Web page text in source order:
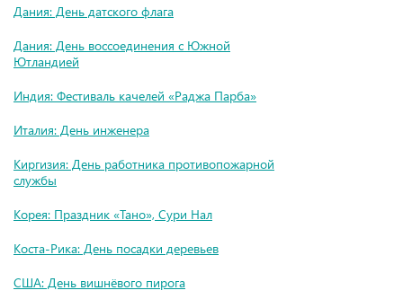
Дания: День датского флага
Дания: День воссоединения с Южной
Ютландией
Индия: Фестиваль качелей «Раджа Парба»
Италия: День инженера
Киргизия: День работника противопожарной
службы
Корея: Праздник «Тано», Сури Нал
Коста-Рика: День посадки деревьев
США: День вишнёвого пирога